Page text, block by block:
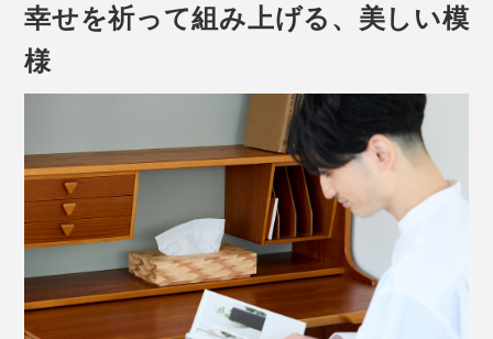
幸せを祈って組み上げる、美しい模
様